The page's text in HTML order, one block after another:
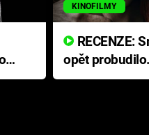
KINOFILMY
opět
přichází s